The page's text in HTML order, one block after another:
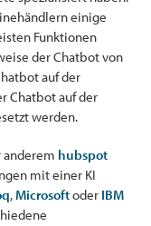
einige
Funktionen
der Chatbot von
auf der
Chatbot auf der
werden.
hubspot
mit einer KI
, Microsoftoder IBM